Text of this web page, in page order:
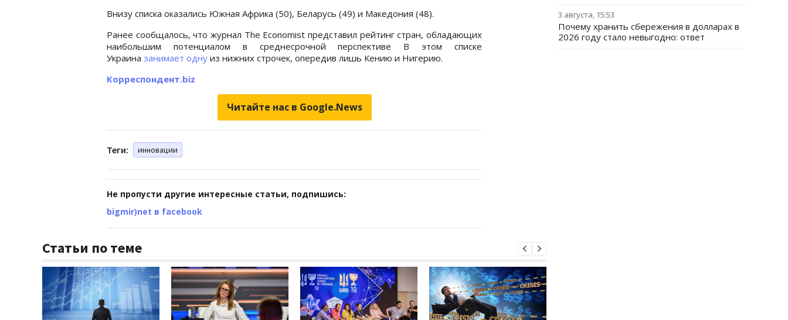
Внизу списка оказались Южная Африка (50), Беларусь (49) и Македония (48).
Ранее сообщалось, что журнал The Economist представил рейтинг стран, обладающих
наибольшим потенциалом в среднесрочной перспективе В этом списке
Украина занимает одну из нижних строчек, опередив лишь Кению и Нигерию.
Корреспондент.biz
Читайте нас в Google.News
Теги: инновации
Не пропусти другие интересные статьи, подпишись:
bigmir)net в facebook
Статьи по теме
3 августа, 15:53
Почему хранить сбережения в долларах в
2026 году стало невыгодно: ответ